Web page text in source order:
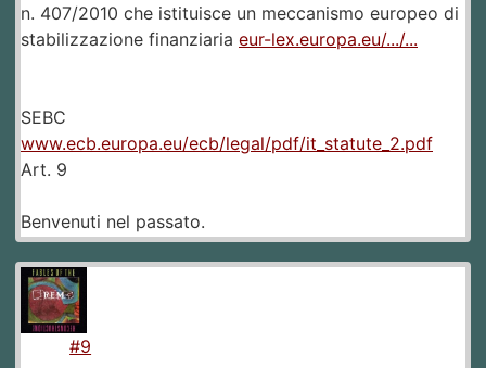
n. 407/2010 che istituisce un meccanismo europeo di
stabilizzazione finanziaria eur-lex.europa.eu/.../...
SEBC
www.ecb.europa.eu/ecb/legal/pdf/it_statute_2.pdf
Art. 9
Benvenuti nel passato.
#9